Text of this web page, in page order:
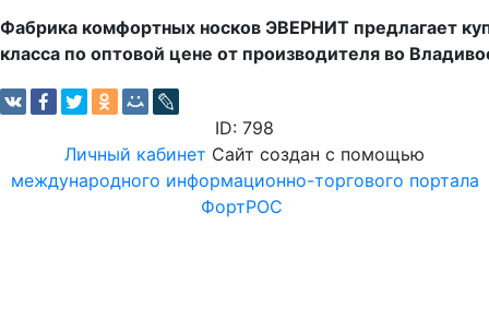
Фабрика комфортных носков ЭВЕРНИТ предлагает
класса по оптовой цене от производителя во
ID: 798
Личный кабинет Сайт создан с помощью
международного информационно-торгового портала
ФортРОС